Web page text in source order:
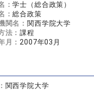
：学士（総合政策）
：総合政策
関名： 関西学院大学
法：課程
月： 2007年03月
関西学院大学